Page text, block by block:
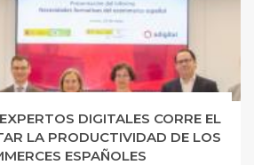
DIGITALES CORRE EL
LA PRODUCTIVIDAD DE LOS
ESPAÑOLES